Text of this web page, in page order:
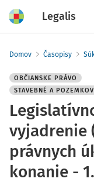
Legalis
Domov Časopisy
OBČIANSKE PRÁVO
STAVEBNÉ A
vyjadrenie
právnych
konanie -